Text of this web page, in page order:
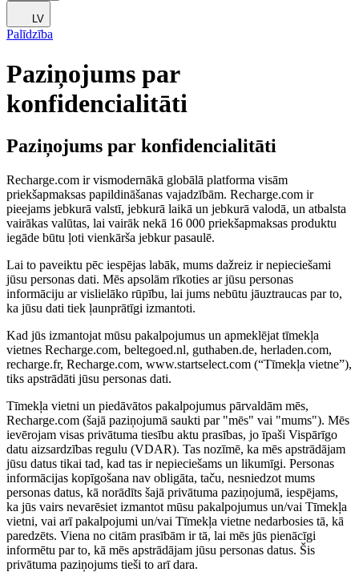
LV
Palīdzība
Paziņojums par
konfidencialitāti
Paziņojums par konfidencialitāti
Recharge.com ir vismodernākā globālā platforma visām
priekšapmaksas papildināšanas vajadzībām. Recharge.com ir
pieejams jebkurā valstī, jebkurā laikā un jebkurā valodā, un atbalsta
vairākas valūtas, lai vairāk nekā 16 000 priekšapmaksas produktu
iegāde būtu ļoti vienkārša jebkur pasaulē.
Lai to paveiktu pēc iespējas labāk, mums dažreiz ir nepieciešami
jūsu personas dati. Mēs apsolām rīkoties ar jūsu personas
informāciju ar vislielāko rūpību, lai jums nebūtu jāuztraucas par to,
ka jūsu dati tiek ļaunprātīgi izmantoti.
Kad jūs izmantojat mūsu pakalpojumus un apmeklējat tīmekļa
vietnes Recharge.com, beltegoed.nl, guthaben.de, herladen.com,
recharge.fr, Recharge.com, www.startselect.com (“Tīmekļa vietne”),
tiks apstrādāti jūsu personas dati.
Tīmekļa vietni un piedāvātos pakalpojumus pārvaldām mēs,
Recharge.com (šajā paziņojumā saukti par "mēs" vai "mums"). Mēs
ievērojam visas privātuma tiesību aktu prasības, jo īpaši Vispārīgo
datu aizsardzības regulu (VDAR). Tas nozīmē, ka mēs apstrādājam
jūsu datus tikai tad, kad tas ir nepieciešams un likumīgi. Personas
informācijas kopīgošana nav obligāta, taču, nesniedzot mums
personas datus, kā norādīts šajā privātuma paziņojumā, iespējams,
ka jūs vairs nevarēsiet izmantot mūsu pakalpojumus un/vai Tīmekļa
vietni, vai arī pakalpojumi un/vai Tīmekļa vietne nedarbosies tā, kā
paredzēts. Viena no citām prasībām ir tā, lai mēs jūs pienācīgi
informētu par to, kā mēs apstrādājam jūsu personas datus. Šis
privātuma paziņojums tieši to arī dara.